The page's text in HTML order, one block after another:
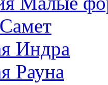
Индра
Рауна